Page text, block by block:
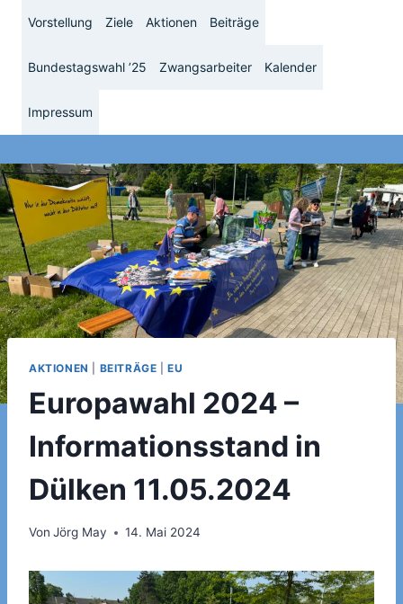
springen
Vorstellung Ziele Aktionen Beiträge
Bundestagswahl ’25 Zwangsarbeiter Kalender
Impressum
AKTIONEN BEITRÄGE |EU
Europawahl 2024 –
Informationsstand in
Dülken 11.05.2024
Von Jörg May 14. Mai 2024